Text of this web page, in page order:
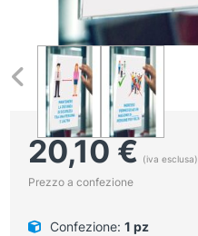
20,10€ (iva esclusa)
Prezzo a confezione
Confezione: 1 pz